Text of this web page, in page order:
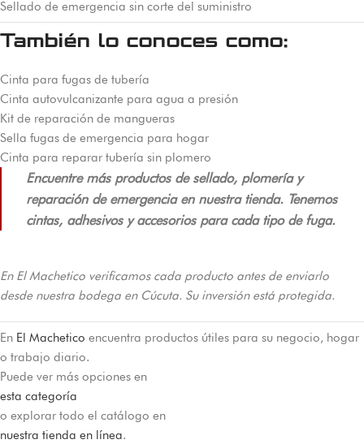
Sellado de emergencia sin corte del suministro
También lo conoces como:
Cinta para fugas de tubería
Cinta autovulcanizante para agua a presión
Kit de reparación de mangueras
Sella fugas de emergencia para hogar
Cinta para reparar tubería sin plomero
Encuentre más productos de sellado, plomería y
reparación de emergencia en nuestra tienda. Tenemos
cintas, adhesivos y accesorios para cada tipo de fuga.
En El Machetico verificamos cada producto antes de enviarlo
desde nuestra bodega en Cúcuta. Su inversión está protegida.
En El Machetico encuentra productos útiles para su negocio, hogar
o trabajo diario.
Puede ver más opciones en
esta categoría
o explorar todo el catálogo en
nuestra tienda en línea.